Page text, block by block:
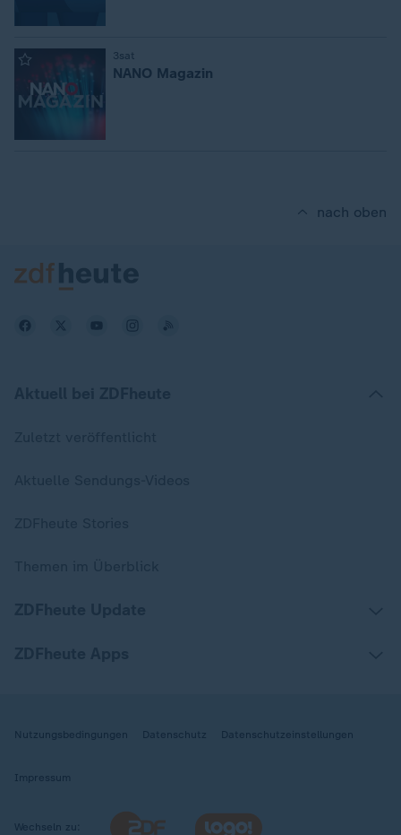
3sat
NANO Magazin
nach oben
Nutzungsbedingungen Datenschutz Datenschutzeinstellungen
Impressum
Wechseln zu: